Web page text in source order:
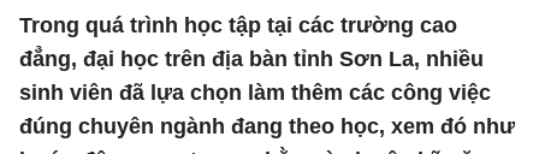
Trong quá trình học tập tại các trường cao
đẳng, đại học trên địa bàn tỉnh Sơn La, nhiều
sinh viên đã lựa chọn làm thêm các công việc
đúng chuyên ngành đang theo học, xem đó như